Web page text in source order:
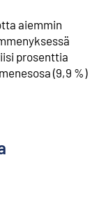
aiemmin
prosenttia
(9,9 %)